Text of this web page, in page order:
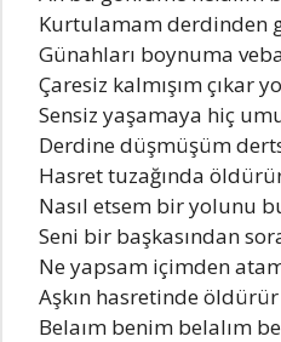
Kurtulamam derdinden
Günahları boynuma
Çaresiz kalmışım çıkar
Sensiz yaşamaya hiç
Derdine düşmüşüm
Hasret tuzağında
Nasıl etsem bir yolunu
Seni bir başkasından
Ne yapsam içimden
Aşkın hasretinde
Belaım benim belalım